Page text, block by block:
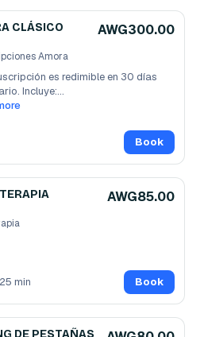
CLÁSICO AWG300.00
Amora
es redimible en 30 días
Incluye:
Book
AWG85.00
min Book
DE PESTAÑAS